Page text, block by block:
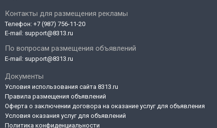
Контакты для размещения рекламы
Телефон: +7 (987) 756-11-20
E-mail: support@8313.ru
По вопросам размещения объявлений
E-mail: support@8313.ru
Документы
Условия использования сайта 8313.ru
Правила размещения объявлений
Оферта о заключении договора на оказание услуг для объявления
Условия оказания услуг для объявлений
Политика конфиденциальности